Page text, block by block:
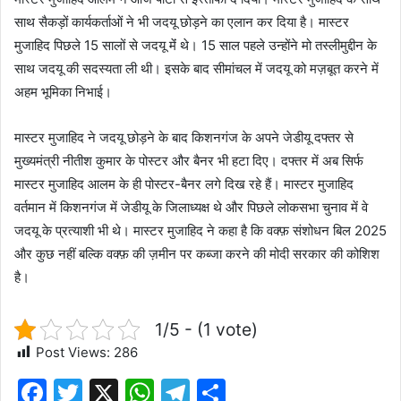
साथ सैकड़ों कार्यकर्ताओं ने भी जदयू छोड़ने का एलान कर दिया है। मास्टर
मुजाहिद पिछले 15 सालों से जदयू मेंं थे। 15 साल पहले उन्होंने मो तस्लीमुद्दीन के
साथ जदयू की सदस्यता ली थी। इसके बाद सीमांचल में जदयू को मज़बूत करने में
अहम भूमिका निभाई।
मास्टर मुजाहिद ने जदयू छोड़ने के बाद किशनगंज के अपने जेडीयू दफ्तर से
मुख्यमंत्री नीतीश कुमार के पोस्टर और बैनर भी हटा दिए। दफ्तर में अब सिर्फ
मास्टर मुजाहिद आलम के ही पोस्टर-बैनर लगे दिख रहे हैं। मास्टर मुजाहिद
वर्तमान में किशनगंज में जेडीयू के जिलाध्यक्ष थे और पिछले लोकसभा चुनाव में वे
जदयू के प्रत्याशी भी थे। मास्टर मुजाहिद ने कहा है कि वक्फ़ संशोधन बिल 2025
और कुछ नहीं बल्कि वक्फ़ की ज़मीन पर कब्जा करने की मोदी सरकार की कोशिश
है।
1/5 - (1 vote)
Post Views: 286
F
T
X
W T